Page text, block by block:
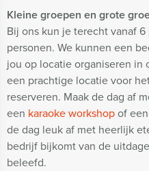
Kleine groepen en grote
Bij ons kun je terecht vanaf
personen. We kunnen een
jou op locatie organiseren in
een prachtige locatie voor
reserveren. Maak de dag af
een karaoke workshopof een
de dag leuk af met heerlijk
bedrijf bijkomt van de
beleefd.